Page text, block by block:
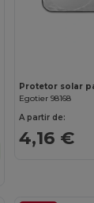
Egotier 98168
A partir de:
4,16 €